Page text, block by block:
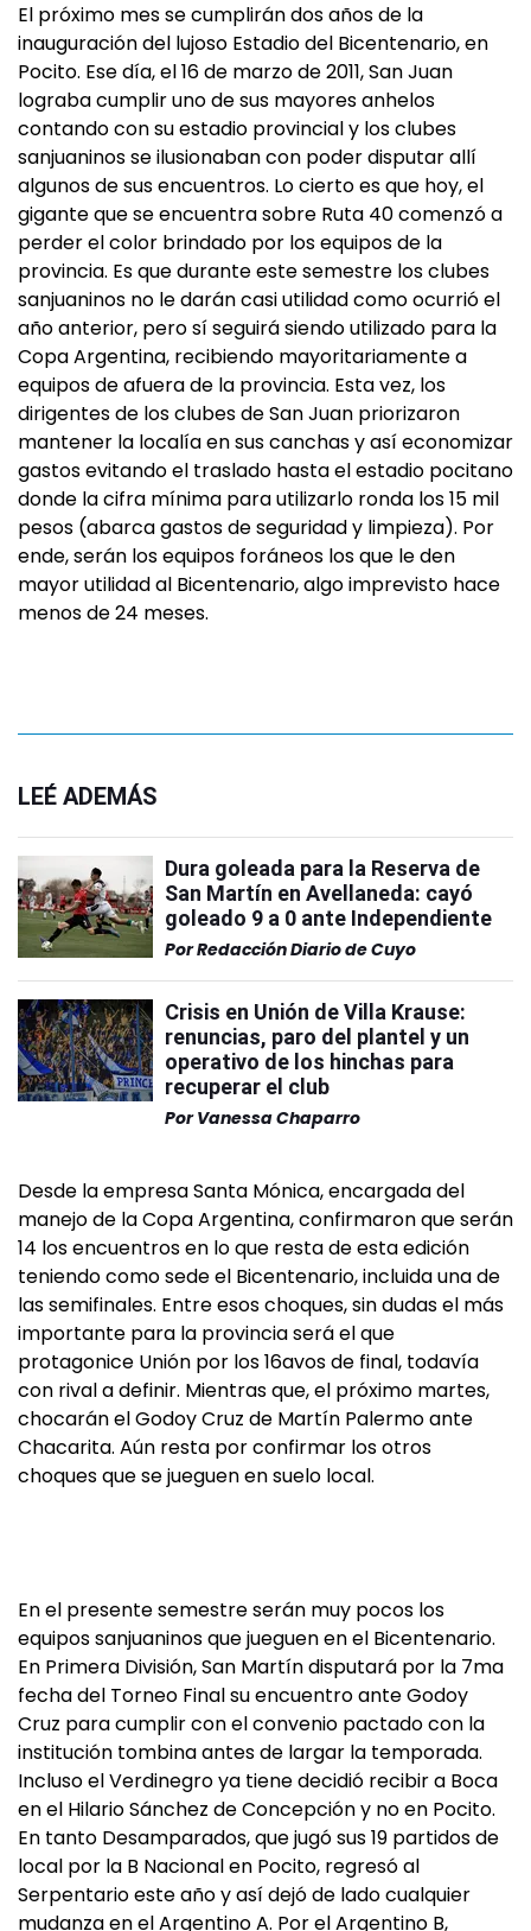
El próximo mes se cumplirán dos años de la
inauguración del lujoso Estadio del Bicentenario, en
Pocito. Ese día, el 16 de marzo de 2011, San Juan
lograba cumplir uno de sus mayores anhelos
contando con su estadio provincial y los clubes
sanjuaninos se ilusionaban con poder disputar allí
algunos de sus encuentros. Lo cierto es que hoy, el
gigante que se encuentra sobre Ruta 40 comenzó a
perder el color brindado por los equipos de la
provincia. Es que durante este semestre los clubes
sanjuaninos no le darán casi utilidad como ocurrió el
año anterior, pero sí seguirá siendo utilizado para la
Copa Argentina, recibiendo mayoritariamente a
equipos de afuera de la provincia. Esta vez, los
dirigentes de los clubes de San Juan priorizaron
mantener la localía en sus canchas y así economizar
gastos evitando el traslado hasta el estadio pocitano
donde la cifra mínima para utilizarlo ronda los 15 mil
pesos (abarca gastos de seguridad y limpieza). Por
ende, serán los equipos foráneos los que le den
mayor utilidad al Bicentenario, algo imprevisto hace
menos de 24 meses.
LEÉ ADEMÁS
Dura goleada para la Reserva de
San Martín en Avellaneda: cayó
goleado 9 a 0 ante Independiente
PorRedacción Diario de Cuyo
Crisis en Unión de Villa Krause:
renuncias, paro del plantel y un
operativo de los hinchas para
recuperar el club
Por Vanessa Chaparro
Desde la empresa Santa Mónica, encargada del
manejo de la Copa Argentina, confirmaron que serán
14 los encuentros en lo que resta de esta edición
teniendo como sede el Bicentenario, incluida una de
las semifinales. Entre esos choques, sin dudas el más
importante para la provincia será el que
protagonice Unión por los 16avos de final, todavía
con rival a definir. Mientras que, el próximo martes,
chocarán el Godoy Cruz de Martín Palermo ante
Chacarita. Aún resta por confirmar los otros
choques que se jueguen en suelo local.
En el presente semestre serán muy pocos los
equipos sanjuaninos que jueguen en el Bicentenario.
En Primera División, San Martín disputará por la 7ma
fecha del Torneo Final su encuentro ante Godoy
Cruz para cumplir con el convenio pactado con la
institución tombina antes de largar la temporada.
Incluso el Verdinegro ya tiene decidió recibir a Boca
en el Hilario Sánchez de Concepción y no en Pocito.
En tanto Desamparados, que jugó sus 19 partidos de
local por la B Nacional en Pocito, regresó al
Serpentario este año y así dejó de lado cualquier
mudanza en el Argentino A. Por el Argentino B,